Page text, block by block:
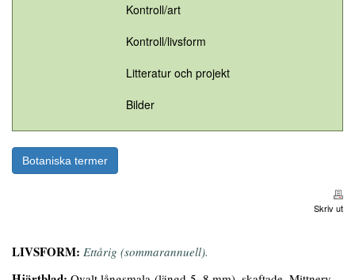
Kontroll/art
Kontroll/livsform
Litteratur och projekt
Bilder
Botaniska termer
Skriv ut
LIVSFORM: Ettårig (sommarannuell).